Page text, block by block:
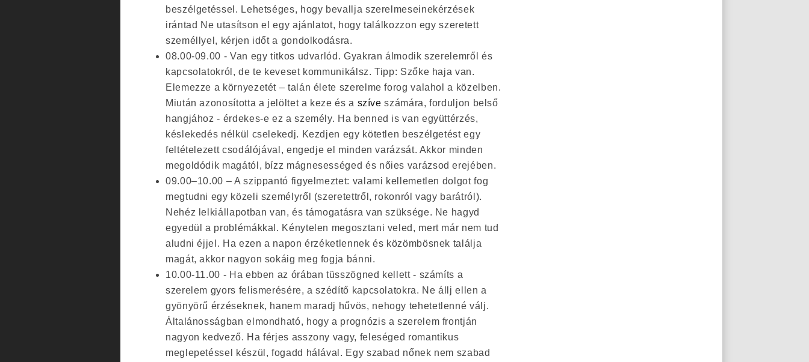
beszélgetéssel. Lehetséges, hogy bevallja szerelmeseinekérzések
irántad Ne utasítson el egy ajánlatot, hogy találkozzon egy szeretett
személlyel, kérjen időt a gondolkodásra.
08.00-09.00 - Van egy titkos udvarlód. Gyakran álmodik szerelemről és
kapcsolatokról, de te keveset kommunikálsz. Tipp: Szőke haja van.
Elemezze a környezetét – talán élete szerelme forog valahol a közelben.
Miután azonosította a jelöltet a keze és a szíve számára, forduljon belső
hangjához - érdekes-e ez a személy. Ha benned is van együttérzés,
késlekedés nélkül cselekedj. Kezdjen egy kötetlen beszélgetést egy
feltételezett csodálójával, engedje el minden varázsát. Akkor minden
megoldódik magától, bízz mágnesességed és nőies varázsod erejében.
09.00–10.00 – A szippantó figyelmeztet: valami kellemetlen dolgot fog
megtudni egy közeli személyről (szeretettről, rokonról vagy barátról).
Nehéz lelkiállapotban van, és támogatásra van szüksége. Ne hagyd
egyedül a problémákkal. Kénytelen megosztani veled, mert már nem tud
aludni éjjel. Ha ezen a napon érzéketlennek és közömbösnek találja
magát, akkor nagyon sokáig meg fogja bánni.
10.00-11.00 - Ha ebben az órában tüsszögned kellett - számíts a
szerelem gyors felismerésére, a szédítő kapcsolatokra. Ne állj ellen a
gyönyörű érzéseknek, hanem maradj hűvös, nehogy tehetetlenné válj.
Általánosságban elmondható, hogy a prognózis a szerelem frontján
nagyon kedvező. Ha férjes asszony vagy, feleséged romantikus
meglepetéssel készül, fogadd hálával. Egy szabad nőnek nem szabad